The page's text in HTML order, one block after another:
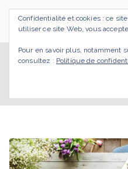
Aller
SI J'OSAIS
Bilan de Compétences
Confidentialité et cookies : ce
utiliser ce site Web, vous
Pour en savoir plus, notamment
consultez : Politique de